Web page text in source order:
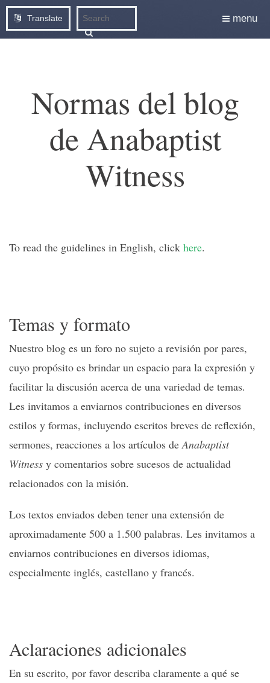
Translate menu
Normas del blog
de Anabaptist
Witness
To read the guidelines in English, click here.
Temas y formato
Nuestro blog es un foro no sujeto a revisión por pares,
cuyo propósito es brindar un espacio para la expresión y
facilitar la discusión acerca de una variedad de temas.
Les invitamos a enviarnos contribuciones en diversos
estilos y formas, incluyendo escritos breves de reflexión,
sermones, reacciones a los artículos deAnabaptist
Witness y comentarios sobre sucesos de actualidad
relacionados con la misión.
Los textos enviados deben tener una extensión de
aproximadamente 500 a 1.500 palabras. Les invitamos a
enviarnos contribuciones en diversos idiomas,
especialmente inglés, castellano y francés.
Aclaraciones adicionales
En su escrito, por favor describa claramente a qué se